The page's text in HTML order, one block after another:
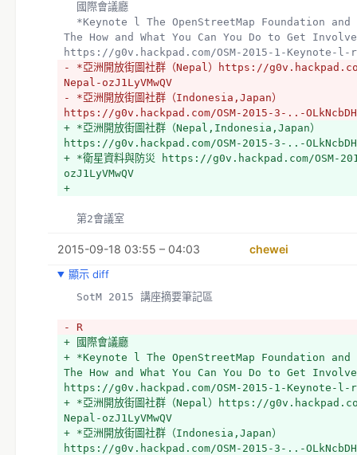
  國際會議廳
The How and What You Can You Do to Get
https://g0v.hackpad.com/OSM-2015-1-Keynote-l-
- *亞洲開放街圖社群（Nepal）https://
Nepal-ozJ1LyVMwQV
- *亞洲開放街圖社群（Indonesia,Japan）
https://g0v.hackpad.com/OSM-2015-3-..-
+ *亞洲開放街圖社群（Nepal,Indonesia,Japan）
https://g0v.hackpad.com/OSM-2015-3-..-
+ *衛星資料與防災 https://g0v.hackpad.com/OSM-
ozJ1LyVMwQV
+
  第2會議室
2015-09-18 03:55 – 04:03 chewei
顯示 diff
  SotM 2015 講座摘要筆記區
- R
+ 國際會議廳
+ *Keynote l The OpenStreetMap Foundation and
The How and What You Can You Do to Get
https://g0v.hackpad.com/OSM-2015-1-Keynote-l-
+ *亞洲開放街圖社群（Nepal）https://
Nepal-ozJ1LyVMwQV
+ *亞洲開放街圖社群（Indonesia,Japan）
https://g0v.hackpad.com/OSM-2015-3-..-